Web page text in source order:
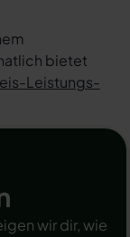
bietet
Leistungs-
wir dir, wie